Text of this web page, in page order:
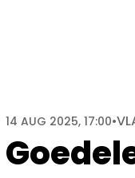
14 AUG 2025, 17:00•